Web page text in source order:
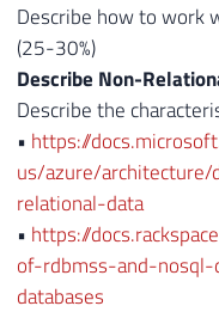
Describe how to work
(25-30%)
Describe Non-
Describe the
• https://
us/azure/
relational-data
• https://
of-rdbmss-and-
databases